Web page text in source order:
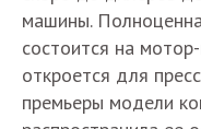
машины.
состоится на
откроется для
премьеры модели